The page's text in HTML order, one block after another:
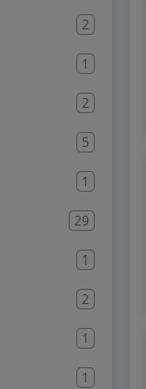
2
1
2
5
1
29
1
2
1
1